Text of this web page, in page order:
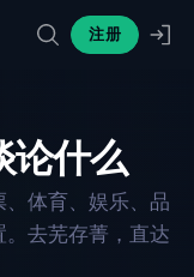
注册
论什么
体育、娱乐、品
去芜存菁，直达